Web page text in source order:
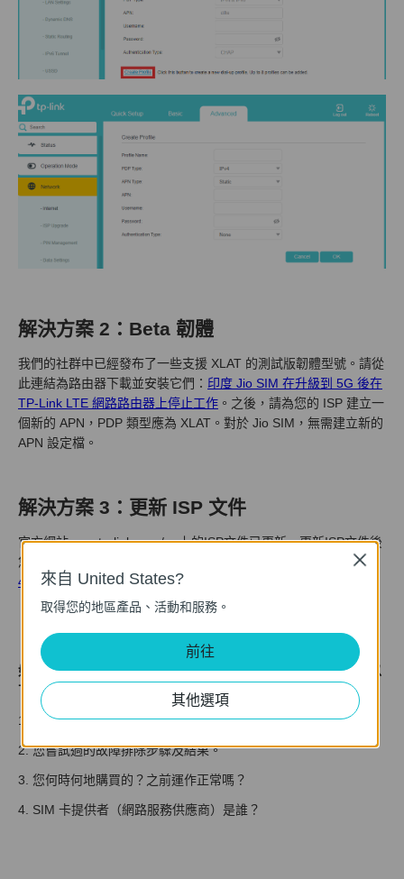
解決方案 2： Beta 韌體
我們的社群中已經發布了一些支援 XLAT 的測試版韌體型號。請從
此連結為路由器下載並安裝它們： 印度 Jio SIM 在升級到 5G 後在
TP-Link LTE 網路路由器上停止工作 。之後，請為您的 ISP 建立一
個新的 APN，PDP 類型應為 XLAT。對於 Jio SIM，無需建立新的
APN 設定檔。
解決方案 3：更新 ISP 文件
官方網站www.tp-link.com/en上的ISP文件已更新。更新ISP文件後
您可以檢查問題是否解決。參考文獻：
如何升級TP-Link無線雙頻
4G LTE路由器（新版）的ISP資訊。
如果上述故障排除後問題仍然存在，請聯絡TP-Link支援並提供以
下資訊：
1. 您的路由器的型號、硬體和韌體版本。
2. 您嘗試過的故障排除步驟及結果。
3. 您何時何地購買的？之前運作正常嗎？
4. SIM 卡提供者（網路服務供應商）是誰？
來自 United States?
取得您的地區產品、活動和服務。
前往
其他選項
Close